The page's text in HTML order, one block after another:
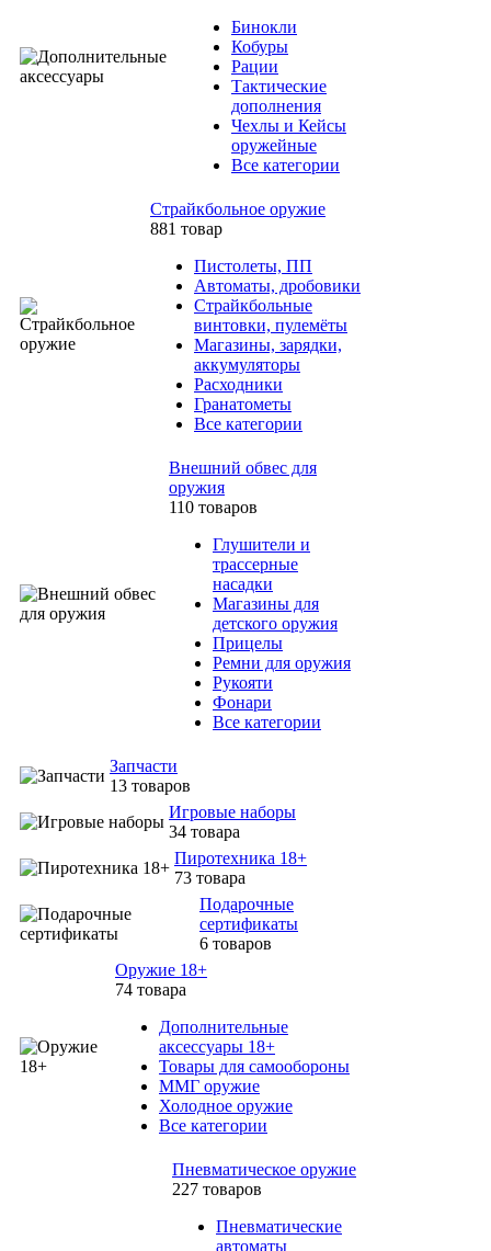
Бинокли
Кобуры
Рации
Тактические
дополнения
Чехлы и Кейсы
оружейные
Все категории
Страйкбольное оружие
881 товар
Пистолеты, ПП
Автоматы, дробовики
Страйкбольные
винтовки, пулемёты
Магазины, зарядки,
аккумуляторы
Расходники
Гранатометы
Все категории
Внешний обвес для
оружия
110 товаров
Глушители и
трассерные
насадки
Магазины для
детского оружия
Прицелы
Ремни для оружия
Рукояти
Фонари
Все категории
Запчасти
13 товаров
Игровые наборы
34 товара
Пиротехника 18+
73 товара
Подарочные
сертификаты
6 товаров
Оружие 18+
74 товара
Дополнительные
аксессуары 18+
Товары для самообороны
ММГ оружие
Холодное оружие
Все категории
Пневматическое оружие
227 товаров
Пневматические
автоматы